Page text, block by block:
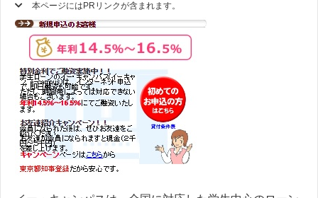
本ページにはPRリンクが含まれます。